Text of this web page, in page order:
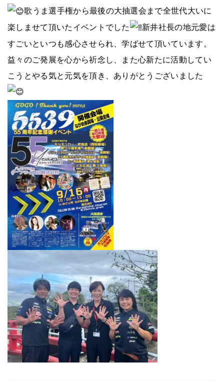
歌うま選手権から最後の大抽選会まで全世代大いに
楽しませて頂いたイベントでした
新井社長の地元愛は
すごいといつも感心させられ、学ばせて頂いています。
益々のご発展を心から祈念し、また心新たに活動してい
こうとやる気と元気を頂き、ありがとうございました